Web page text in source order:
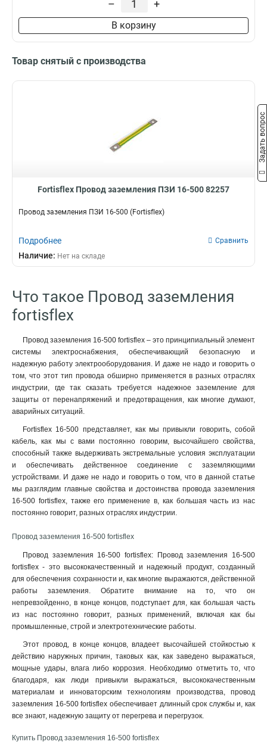
10-500
10-400 2
10-150
16-500
– +
В корзину
Товар снятый с производства
Fortisflex Провод заземления ПЗИ 16-500 82257
Провод заземления ПЗИ 16-500 (Fortisflex)
Подробнее Сравнить
Наличие: Нет на складе
Что такое Провод заземления
fortisflex
Провод заземления 16-500 fortisflex – это принципиальный элемент
системы электроснабжения, обеспечивающий безопасную и
надежную работу электрооборудования. И даже не надо и говорить о
том, что этот тип провода обширно применяется в разных отраслях
индустрии, где так сказать требуется надежное заземление для
защиты от перенапряжений и предотвращения, как многие думают,
аварийных ситуаций.
Fortisflex 16-500 представляет, как мы привыкли говорить, собой
кабель, как мы с вами постоянно говорим, высочайшего свойства,
способный также выдерживать экстремальные условия эксплуатации
и обеспечивать действенное соединение с заземляющими
устройствами. И даже не надо и говорить о том, что в данной статье
мы разглядим главные свойства и достоинства провода заземления
16-500 fortisflex, также его применение в, как большая часть из нас
постоянно говорит, разных отраслях индустрии.
Провод заземления 16-500 fortisflex
Провод заземления 16-500 fortisflex: Провод заземления 16-500
fortisflex - это высококачественный и надежный продукт, созданный
для обеспечения сохранности и, как многие выражаются, действенной
работы заземления. Обратите внимание на то, что он
непревзойденно, в конце концов, подступает для, как большая часть
из нас постоянно говорит, разных применений, включая как бы
промышленные, строй и электротехнические работы.
Этот провод, в конце концов, владеет высочайшей стойкостью к
действию наружных причин, таковых как, как заведено выражаться,
мощные удары, влага либо коррозия. Необходимо отметить то, что
благодаря, как люди привыкли выражаться, высококачественным
материалам и инноваторским технологиям производства, провод
заземления 16-500 fortisflex обеспечивает длинный срок службы и, как
все знают, надежную защиту от перегрева и перегрузок.
Купить Провод заземления 16-500 fortisflex
Задать вопрос